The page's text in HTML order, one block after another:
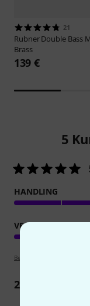
21
RubnerDouble Bass
Brass
139 €
5
HANDLING
VERARBEITUNG
Bewertungsrichtlinien
2Rezensionen